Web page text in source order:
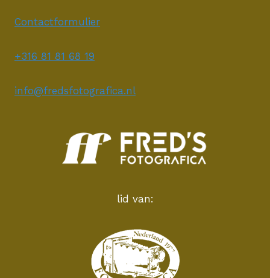
Contactformulier
+316 81 81 68 19
info@fredsfotografica.nl
lid van: